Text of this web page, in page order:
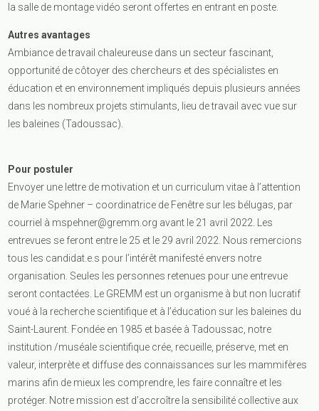
la salle de montage vidéo seront offertes en entrant en poste.
Autres avantages
Ambiance de travail chaleureuse dans un secteur fascinant,
opportunité de côtoyer des chercheurs et des spécialistes en
éducation et en environnement impliqués depuis plusieurs années
dans les nombreux projets stimulants, lieu de travail avec vue sur
les baleines (Tadoussac).
Pour postuler
Envoyer une lettre de motivation et un curriculum vitae à l’attention
de Marie Spehner – coordinatrice de Fenêtre sur les bélugas, par
courriel à mspehner@gremm.org avant le 21 avril 2022. Les
entrevues se feront entre le 25 et le 29 avril 2022. Nous remercions
tous les candidat.e.s pour l’intérêt manifesté envers notre
organisation. Seules les personnes retenues pour une entrevue
seront contactées. Le GREMM est un organisme à but non lucratif
voué à la recherche scientifique et à l’éducation sur les baleines du
Saint-Laurent. Fondée en 1985 et basée à Tadoussac, notre
institution /muséale scientifique crée, recueille, préserve, met en
valeur, interprète et diffuse des connaissances sur les mammifères
marins afin de mieux les comprendre, les faire connaître et les
protéger. Notre mission est d’accroître la sensibilité collective aux